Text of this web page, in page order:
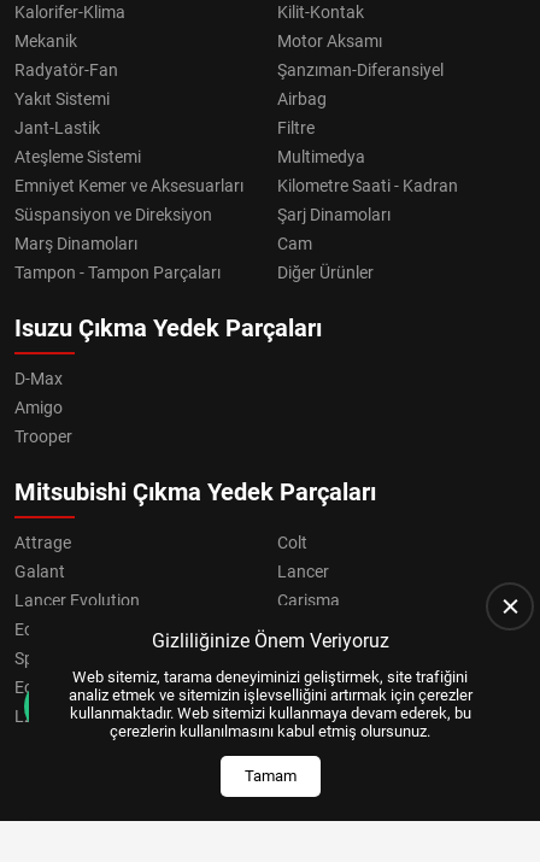
Kalorifer-Klima
Kilit-Kontak
Mekanik
Motor Aksamı
Radyatör-Fan
Şanzıman-Diferansiyel
Yakıt Sistemi
Airbag
Jant-Lastik
Filtre
Ateşleme Sistemi
Multimedya
Emniyet Kemer ve Aksesuarları
Kilometre Saati - Kadran
Süspansiyon ve Direksiyon
Şarj Dinamoları
Marş Dinamoları
Cam
Tampon - Tampon Parçaları
Diğer Ürünler
Isuzu Çıkma Yedek Parçaları
D-Max
Amigo
Trooper
Mitsubishi Çıkma Yedek Parçaları
Attrage
Colt
Galant
Lancer
Lancer Evolution
Carisma
Eclipse
Grandis
Space Star
Eclipse Cross
OUTLANDER
L200
Pajero
Gizliliğinize Önem Veriyoruz
Web sitemiz, tarama deneyiminizi geliştirmek, site trafiğini
analiz etmek ve sitemizin işlevselliğini artırmak için çerezler
kullanmaktadır. Web sitemizi kullanmaya devam ederek, bu
çerezlerin kullanılmasını kabul etmiş olursunuz.
Tamam